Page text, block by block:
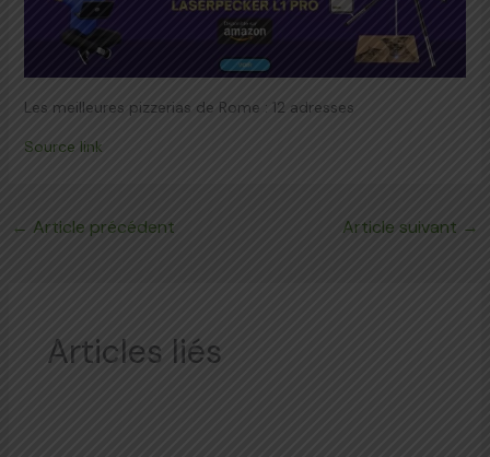
Les meilleures pizzerias de Rome : 12 adresses
Source link
← Article précédent Article suivant →
Articles liés